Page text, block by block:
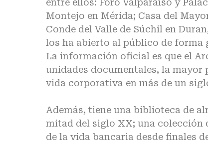
entre ellos: Foro Valparaíso y
Montejo en Mérida; Casa del
Conde del Valle de Súchil en
los ha abierto al público de forma
La información oficial es que el
unidades documentales, la mayor
vida corporativa en más de un
Además, tiene una biblioteca de
mitad del siglo XX; una colección
de la vida bancaria desde finales